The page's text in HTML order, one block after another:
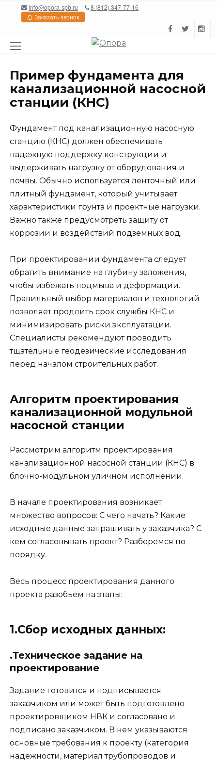
Перейтиinfo@opora-spb.ru
8 (812) 347-77-16
Заказать звонок
Пример фундамента для
канализационной насосной
станции (КНС)
Фундамент под канализационную насосную
станцию (КНС) должен обеспечивать
надежную поддержку конструкции и
выдерживать нагрузку от оборудования и
почвы. Обычно используется ленточный или
плитный фундамент, который учитывает
характеристики грунта и проектные нагрузки.
Важно также предусмотреть защиту от
коррозии и воздействий подземных вод.
При проектировании фундамента следует
обратить внимание на глубину заложения,
чтобы избежать подмыва и деформации.
Правильный выбор материалов и технологий
позволяет продлить срок службы КНС и
минимизировать риски эксплуатации.
Специалисты рекомендуют проводить
тщательные геодезические исследования
перед началом строительных работ.
Алгоритм проектирования
канализационной модульной
насосной станции
Рассмотрим алгоритм проектирования
канализационной насосной станции (КНС) в
блочно-модульном уличном исполнении.
В начале проектирования возникает
множество вопросов: С чего начать? Какие
исходные данные запрашивать у заказчика? С
кем согласовывать проект? Разберемся по
порядку.
Весь процесс проектирования данного
проекта разобьем на этапы:
1.Сбор исходных данных:
.Техническое задание на
проектирование
Задание готовится и подписывается
заказчиком или может быть подготовлено
проектировщиком НВК и согласовано и
подписано заказчиком. В нем указываются
основные требования к проекту (категория
надежности, материал трубопроводов и